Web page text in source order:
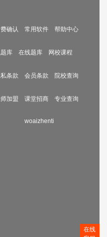
确认 常用软件 帮助中心
库 在线题库 网校课程
条款 会员条款 院校查询
加盟 课堂招商 专业查询
woaizhenti
在线